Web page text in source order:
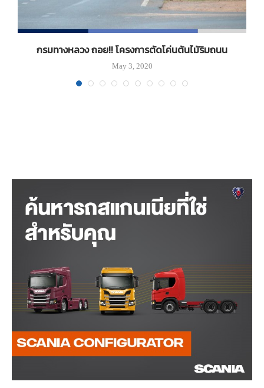
กรมทางหลวง ถอย!! โครงการตัดโค่นต้นไม้ริมถนน
May 3, 2020